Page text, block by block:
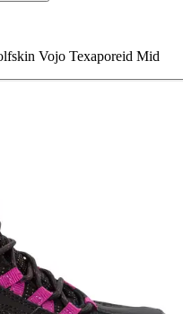
Vojo Texaporeid Mid